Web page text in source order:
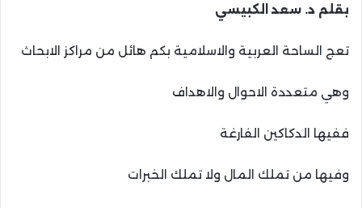
بقلم د. سعد الكبيسي
تعج الساحة العربية والاسلامية بكم هائل من مراكز الابحاث
وهي متعددة الاحوال والاهداف
ففيها الدكاكين الفارغة
وفيها من تملك المال ولا تملك الخبرات